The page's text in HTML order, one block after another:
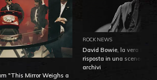
"This Mirror Weighs a
ROCK NEWS
David Bowie, la vera
risposta in una
archivi